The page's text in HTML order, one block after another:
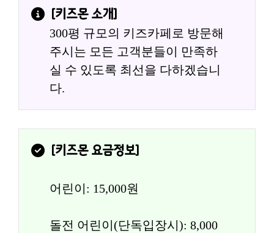
[키즈몬 소개]
300평 규모의 키즈카페로 방문해
주시는 모든 고객분들이 만족하
실 수 있도록 최선을 다하겠습니
다.
[키즈몬 요금정보]
어린이: 15,000원
돌전 어린이(단독입장시): 8,000